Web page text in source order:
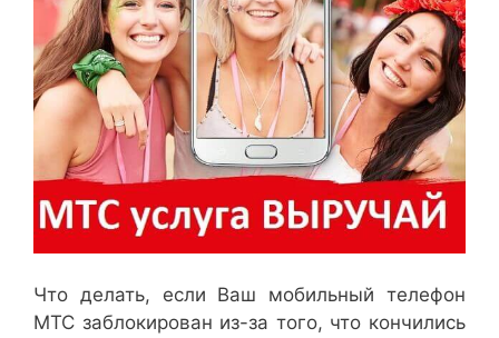
Что делать, если Ваш мобильный телефон
МТС заблокирован из-за того, что кончились